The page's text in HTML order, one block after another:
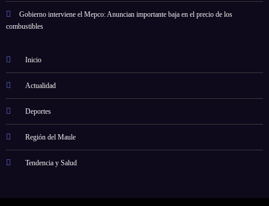
Gobierno interviene el Mepco: Anuncian importante baja en el precio de los
combustibles
Inicio
Actualidad
Deportes
Región del Maule
Tendencia y Salud